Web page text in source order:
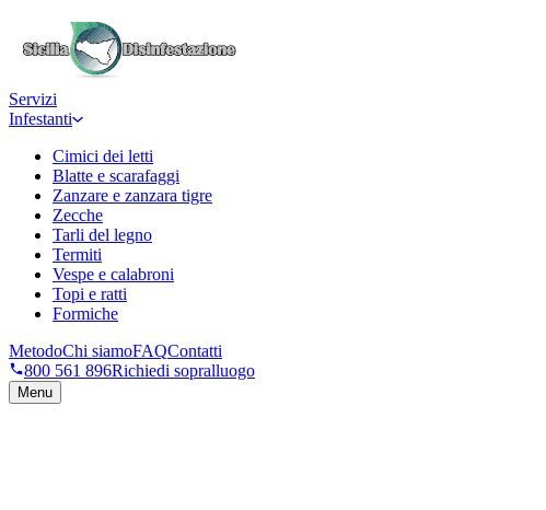
Servizi
Infestanti
Cimici dei letti
Blatte e scarafaggi
Zanzare e zanzara tigre
Zecche
Tarli del legno
Termiti
Vespe e calabroni
Topi e ratti
Formiche
MetodoChi siamoFAQContatti
800 561 896Richiedi sopralluogo
Menu
Richiedi sopralluogo